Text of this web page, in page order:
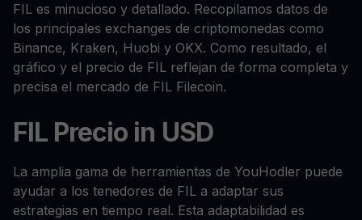
FIL es minucioso y detallado. Recopilamos datos de
los principales exchanges de criptomonedas como
Binance, Kraken, Huobi y OKX. Como resultado, el
gráfico y el precio de FIL reflejan de forma completa y
precisa el mercado de FIL Filecoin.
FIL Precio in USD
La amplia gama de herramientas de YouHodler puede
ayudar a los tenedores de FIL a adaptar sus
estrategias en tiempo real. Esta adaptabilidad es